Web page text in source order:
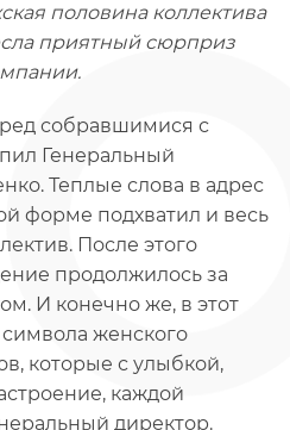
половина коллектива
приятный сюрприз
собравшимися с
Генеральный
Теплые слова в адрес
форме подхватил и весь
После этого
продолжилось за
И конечно же, в этот
женского
которые с улыбкой,
каждой
директор.